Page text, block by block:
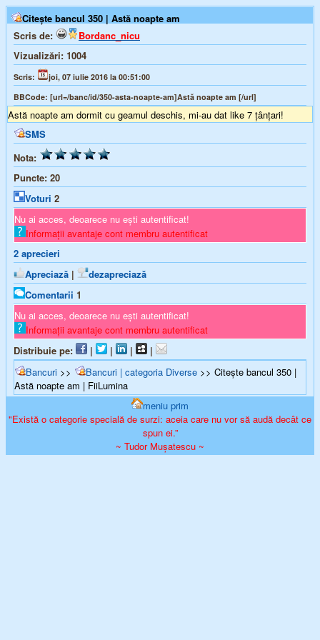
Citește bancul 350 | Astă noapte am
Scris de:
Bordanc_nicu
Vizualizări: 1004
Scris:
joi, 07 iulie 2016 la 00:51:00
BBCode: [url=/banc/id/350-asta-noapte-am]Astă noapte am [/url]
Astă noapte am dormit cu geamul deschis, mi-au dat like 7 țânțari!
SMS
Nota:
Puncte: 20
Voturi 2
Nu ai acces, deoarece nu ești autentificat!
Informații avantaje cont membru autentificat
2 aprecieri
Apreciază |
dezapreciază
Comentarii 1
Nu ai acces, deoarece nu ești autentificat!
Informații avantaje cont membru autentificat
Distribuie pe:
| | |
|
Bancuri >> Bancuri | categoria Diverse >> Citește bancul 350 |
Astă noapte am | FiiLumina
meniu prim
"Există o categorie specială de surzi: aceia care nu vor să audă decât ce
spun ei.”
~ Tudor Mușatescu ~